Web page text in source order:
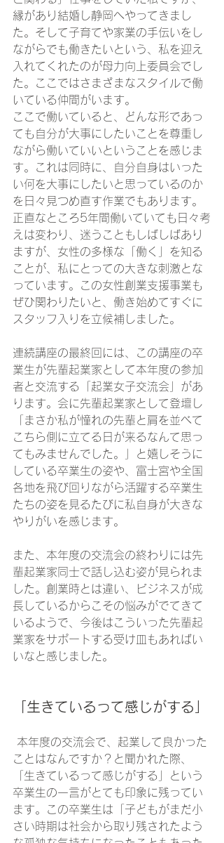
縁があり結婚し静岡へやってきまし
た。そして子育てや家業の手伝いをし
ながらでも働きたいという、私を迎え
入れてくれたのが母力向上委員会でし
た。ここではさまざまなスタイルで働
いている仲間がいます。
ここで働いていると、どんな形であっ
ても自分が大事にしたいことを尊重し
ながら働いていいということを感じま
す。これは同時に、自分自身はいった
い何を大事にしたいと思っているのか
を日々見つめ直す作業でもあります。
正直なところ5年間働いていても日々考
えは変わり、迷うこともしばしばあり
ますが、女性の多様な「働く」を知る
ことが、私にとっての大きな刺激とな
っています。この女性創業支援事業も
ぜひ関わりたいと、働き始めてすぐに
スタッフ入りを立候補しました。
連続講座の最終回には、この講座の卒
業生が先輩起業家として本年度の参加
者と交流する「起業女子交流会」があ
ります。会に先輩起業家として登壇し
「まさか私が憧れの先輩と肩を並べて
こちら側に立てる日が来るなんて思っ
てもみませんでした。」と嬉しそうに
している卒業生の姿や、富士宮や全国
各地を飛び回りながら活躍する卒業生
たちの姿を見るたびに私自身が大きな
やりがいを感じます。
また、本年度の交流会の終わりには先
輩起業家同士で話し込む姿が見られま
した。創業時とは違い、ビジネスが成
長しているからこその悩みがでてきて
いるようで、今後はこういった先輩起
業家をサポートする受け皿もあればい
いなと感じました。
「生きているって感じがする」
ことはなんですか？と聞かれた際、
「生きているって感じがする」という
卒業生の一言がとても印象に残ってい
ます。この卒業生は「子どもがまだ小
さい時期は社会から取り残されたよう